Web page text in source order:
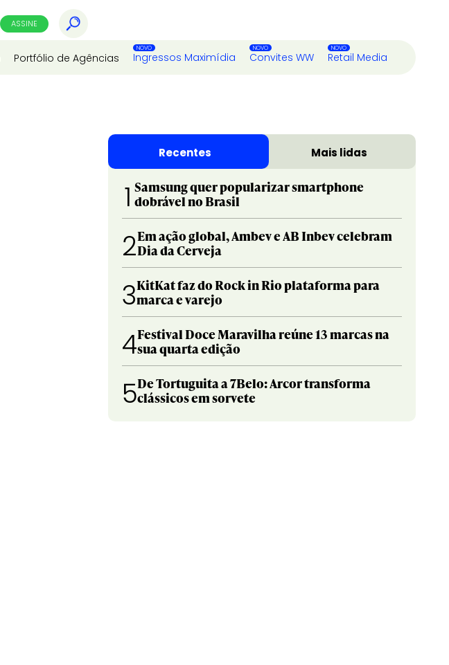
ASSINE
Portfólio de Agências Ingressos Maximídia Convites WW Retail Media
Recentes Mais lidas
1 Samsung quer popularizar smartphone
dobrável no Brasil
2Em ação global, Ambev e AB Inbev celebram
Dia da Cerveja
3KitKat faz do Rock in Rio plataforma para
marca e varejo
4Festival Doce Maravilha reúne 13 marcas na
sua quarta edição
5De Tortuguita a 7Belo: Arcor transforma
clássicos em sorvete